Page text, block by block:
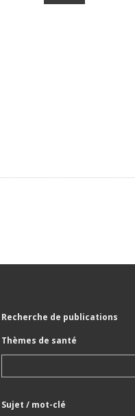
Recherche de publications
Thèmes de santé
Sujet / mot-clé